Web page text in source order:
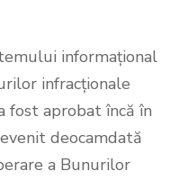
informațional
infracționale
fost aprobat încă în
deocamdată
a Bunurilor